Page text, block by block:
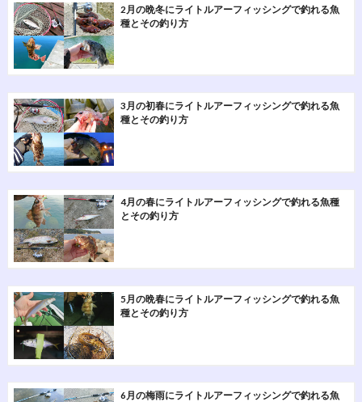
2月の晩冬にライトルアーフィッシングで釣れる魚
種とその釣り方
3月の初春にライトルアーフィッシングで釣れる魚
種とその釣り方
4月の春にライトルアーフィッシングで釣れる魚種
とその釣り方
5月の晩春にライトルアーフィッシングで釣れる魚
種とその釣り方
6月の梅雨にライトルアーフィッシングで釣れる魚